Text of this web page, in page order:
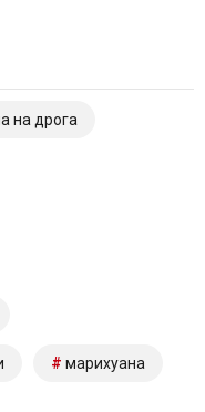
на дрога
марихуана